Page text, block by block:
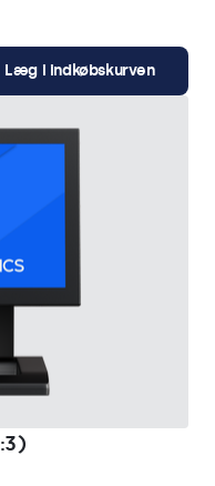
Læg i indkøbskurven